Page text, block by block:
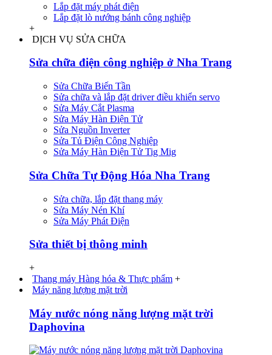
Lắp đặt máy phát điện
Lắp đặt lò nướng bánh công nghiệp
+
DỊCH VỤ SỬA CHỮA
Sửa chữa điện công nghiệp ở Nha Trang
Sửa Chữa Biến Tần
Sửa chữa và lắp đặt driver điều khiển servo
Sửa Máy Cắt Plasma
Sửa Máy Hàn Điện Tử
Sửa Nguồn Inverter
Sửa Tủ Điện Công Nghiệp
Sửa Máy Hàn Điện Tử Tig Mig
Sửa Chữa Tự Động Hóa Nha Trang
Sửa chữa, lắp đặt thang máy
Sửa Máy Nén Khí
Sửa Máy Phát Điện
Sửa thiết bị thông minh
+
Thang máy Hàng hóa & Thực phẩm +
Máy năng lượng mặt trời
Máy nước nóng năng lượng mặt trời
Daphovina